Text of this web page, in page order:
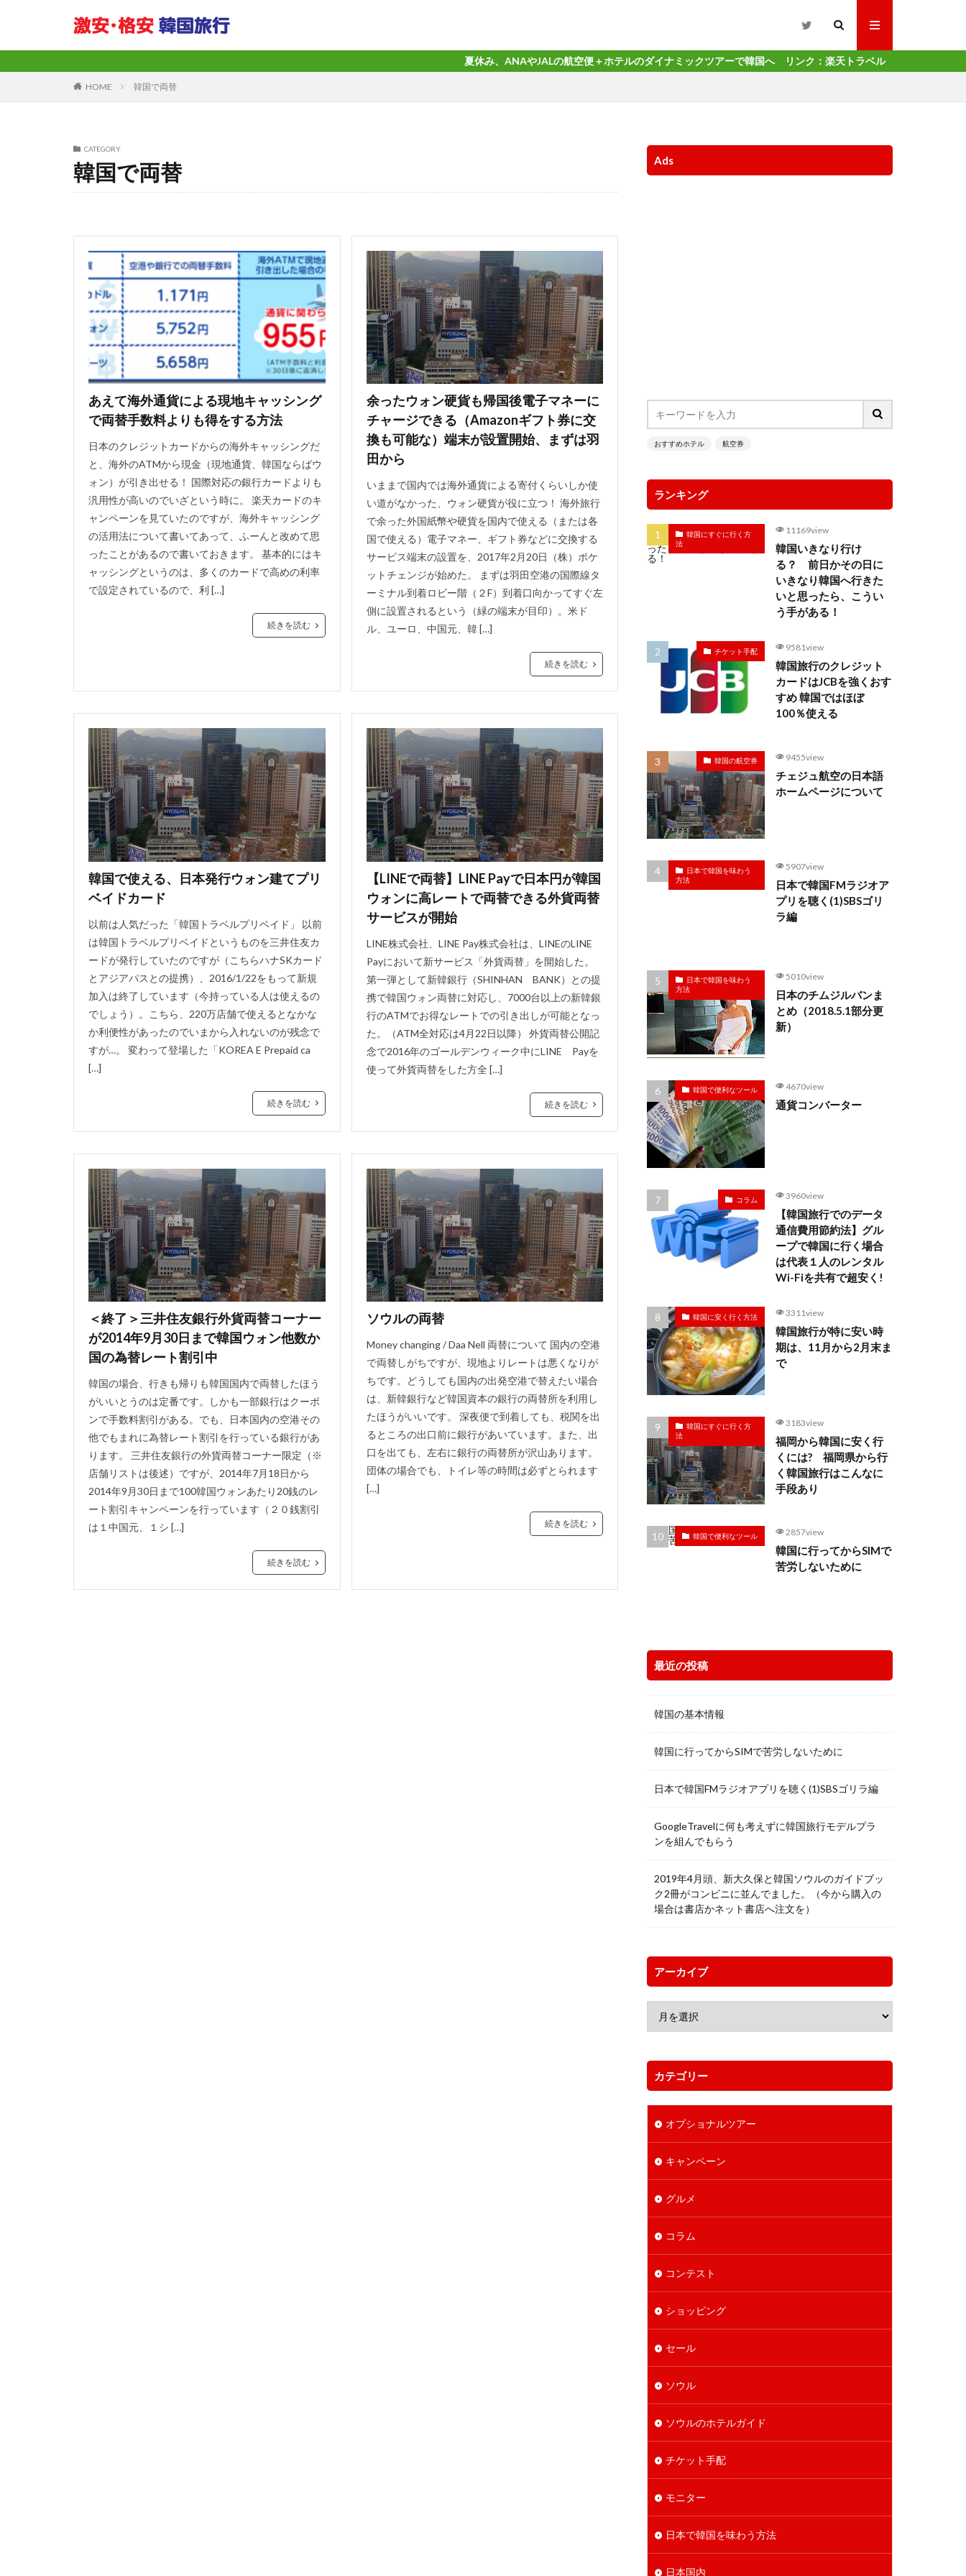
夏休み、ANAやJALの航空便＋ホテルのダイナミックツアーで韓国へ リンク：楽天トラベル
HOME 韓国で両替
CATEGORY
韓国で両替
あえて海外通貨による現地キャッシング
で両替手数料よりも得をする方法
日本のクレジットカードからの海外キャッシングだ
と、海外のATMから現金（現地通貨、韓国ならばウ
ォン）が引き出せる！ 国際対応の銀行カードよりも
汎用性が高いのでいざという時に。 楽天カードのキ
ャンペーンを見ていたのですが、海外キャッシング
の活用法について書いてあって、ふーんと改めて思
ったことがあるので書いておきます。 基本的にはキ
ャッシングというのは、多くのカードで高めの利率
で設定されているので、利 […]
続きを読む
余ったウォン硬貨も帰国後電子マネーに
チャージできる（Amazonギフト券に交
換も可能な）端末が設置開始、まずは羽
田から
いままで国内では海外通貨による寄付くらいしか使
い道がなかった、ウォン硬貨が役に立つ！ 海外旅行
で余った外国紙幣や硬貨を国内で使える（または各
国で使える）電子マネー、ギフト券などに交換する
サービス端末の設置を、2017年2月20日（株）ポケ
ットチェンジが始めた。 まずは羽田空港の国際線タ
ーミナル到着ロビー階（２F）到着口向かってすぐ左
側に設置されるという（緑の端末が目印）。米ド
ル、ユーロ、中国元、韓 […]
続きを読む
韓国で使える、日本発行ウォン建てプリ
ベイドカード
以前は人気だった「韓国トラベルプリベイド」 以前
は韓国トラベルプリベイドというものを三井住友カ
ードが発行していたのですが（こちらハナSKカード
とアジアパスとの提携）、2016/1/22をもって新規
加入は終了しています（今持っている人は使えるの
でしょう）。こちら、220万店舗で使えるとなかな
か利便性があったのでいまから入れないのが残念で
すが…。 変わって登場した「KOREA E Prepaid ca
[…]
続きを読む
【LINEで両替】LINE Payで日本円が韓国
ウォンに高レートで両替できる外貨両替
サービスが開始
LINE株式会社、LINE Pay株式会社は、LINEのLINE
Payにおいて新サービス「外貨両替」を開始した。
第一弾として新韓銀行（SHINHAN BANK）との提
携で韓国ウォン両替に対応し、7000台以上の新韓銀
行のATMでお得なレートでの引き出しが可能となっ
た。（ATM全対応は4月22日以降） 外貨両替公開記
念で2016年のゴールデンウィーク中にLINE Payを
使って外貨両替をした方全 […]
続きを読む
＜終了＞三井住友銀行外貨両替コーナー
が2014年9月30日まで韓国ウォン他数か
国の為替レート割引中
韓国の場合、行きも帰りも韓国国内で両替したほう
がいいとうのは定番です。しかも一部銀行はクーポ
ンで手数料割引がある。でも、日本国内の空港その
他でもまれに為替レート割引を行っている銀行があ
ります。 三井住友銀行の外貨両替コーナー限定（※
店舗リストは後述）ですが、2014年7月18日から
2014年9月30日まで100韓国ウォンあたり20銭のレ
ート割引キャンペーンを行っています（２０銭割引
は１中国元、１シ […]
続きを読む
ソウルの両替
Money changing / Daa Nell 両替について 国内の空港
で両替しがちですが、現地よりレートは悪くなりが
ちです。どうしても国内の出発空港で替えたい場合
は、新韓銀行など韓国資本の銀行の両替所を利用し
たほうがいいです。 深夜便で到着しても、税関を出
るところの出口前に銀行があいています。また、出
口を出ても、左右に銀行の両替所が沢山あります。
団体の場合でも、トイレ等の時間は必ずとられます
[…]
続きを読む
Ads
おすすめホテル 航空券
ランキング
韓国にすぐに行く方
法
11169view
韓国いきなり行け
る？ 前日かその日に
いきなり韓国へ行きた
いと思ったら、こうい
う手がある！
チケット手配 9581view
韓国旅行のクレジット
カードはJCBを強くおす
すめ 韓国ではほぼ
100％使える
韓国の航空券 9455view
チェジュ航空の日本語
ホームページについて
日本で韓国を味わう
方法
5907view
日本で韓国FMラジオア
プリを聴く(1)SBSゴリ
ラ編
日本で韓国を味わう
方法
5010view
日本のチムジルバンま
とめ（2018.5.1部分更
新）
韓国で便利なツール 4670view
通貨コンバーター
コラム 3960view
【韓国旅行でのデータ
通信費用節約法】グル
ープで韓国に行く場合
は代表１人のレンタル
Wi-Fiを共有で超安く!
韓国に安く行く方法 3311view
韓国旅行が特に安い時
期は、11月から2月末ま
で
韓国にすぐに行く方
法
3183view
福岡から韓国に安く行
くには? 福岡県から行
く韓国旅行はこんなに
手段あり
韓国で便利なツール 2857view
韓国に行ってからSIMで
苦労しないために
最近の投稿
韓国の基本情報
韓国に行ってからSIMで苦労しないために
日本で韓国FMラジオアプリを聴く(1)SBSゴリラ編
GoogleTravelに何も考えずに韓国旅行モデルプラ
ンを組んでもらう
2019年4月頭、新大久保と韓国ソウルのガイドブッ
ク2冊がコンビニに並んでました。（今から購入の
場合は書店かネット書店へ注文を）
アーカイブ
カテゴリー
オプショナルツアー
キャンペーン
グルメ
コラム
コンテスト
ショッピング
セール
ソウル
ソウルのホテルガイド
チケット手配
モニター
日本で韓国を味わう方法
日本国内